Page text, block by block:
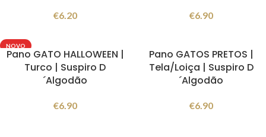
€6.20 €6.90
NOVO
Pano GATO HALLOWEEN |
Turco | Suspiro D
´Algodão
€6.90
Pano GATOS PRETOS |
Tela/Loiça | Suspiro D
´Algodão
€6.90